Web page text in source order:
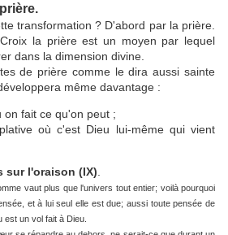
transformation ? D'abord par la prière.
la prière est un moyen par lequel
dans la dimension divine.
de prière comme le dira aussi sainte
même davantage :
on fait ce qu'on peut ;
où c'est Dieu lui-même qui vient
sur l'oraison (IX)
vaut plus que l'univers tout entier; voilà pourquoi
et à lui seul elle est due; aussi toute pensée de
est un vol fait à Dieu.